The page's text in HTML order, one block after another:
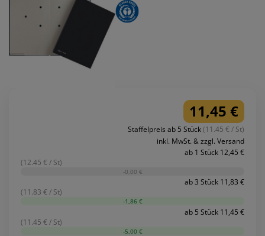
11,45 €
Staffelpreis ab 5 Stück(11.45 € / St)
inkl. MwSt. & zzgl. Versand
ab 1 Stück 12,45 €
(12.45 € / St)
-0,00 €
ab 3 Stück 11,83 €
(11.83 € / St)
-1,86 €
ab 5 Stück 11,45 €
(11.45 € / St)
-5,00 €